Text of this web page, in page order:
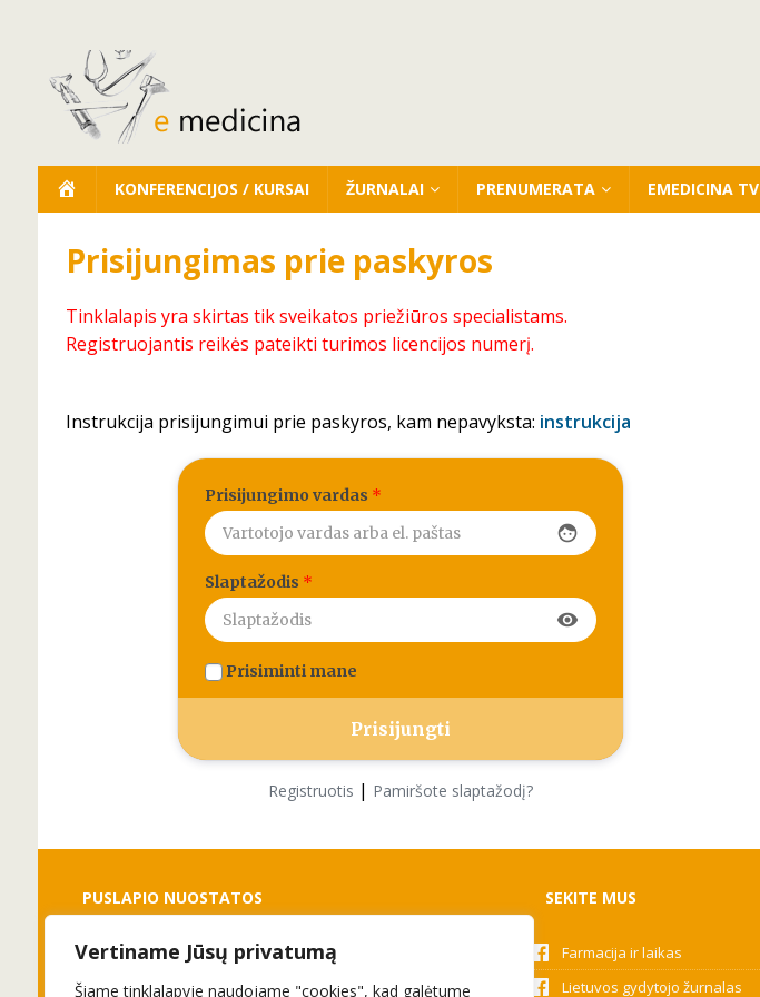
Vertiname Jūsų privatumą
Šiame tinklalapyje naudojame "cookies", kad galėtume
KONFERENCIJOS / KURSAI ŽURNALAI PRENUMERATA EMEDICINA TV
Prisijungimas prie paskyros
Tinklalapis yra skirtas tik sveikatos priežiūros specialistams.
Registruojantis reikės pateikti turimos licencijos numerį.
Instrukcija prisijungimui prie paskyros, kam nepavyksta: instrukcija
Prisijungimo vardas *
face
Slaptažodis *
visibility
Prisiminti mane
Registruotis | Pamiršote slaptažodį?
PUSLAPIO NUOSTATOS
Slapukai
Privatumo politika
SEKITE MUS
Farmacija ir laikas
Lietuvos gydytojo žurnalas